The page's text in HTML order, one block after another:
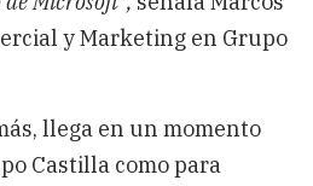
y Marketing en Grupo
llega en un momento
Castilla como para